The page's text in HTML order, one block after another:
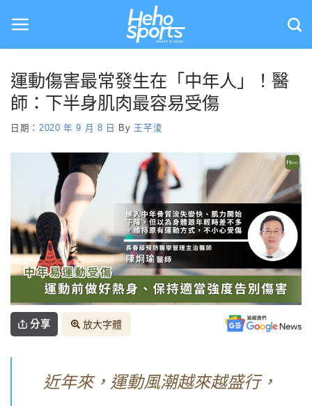
content
運動傷害最常發生在「中年人」！醫
師：下半身肌肉最容易受傷
日期： 2020 年 9 月 8 日 By 王芊淩
分享 放大字體
近年來，運動風潮越來越盛行，